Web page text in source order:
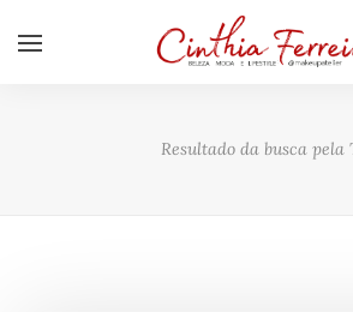
Resultado da busca pela